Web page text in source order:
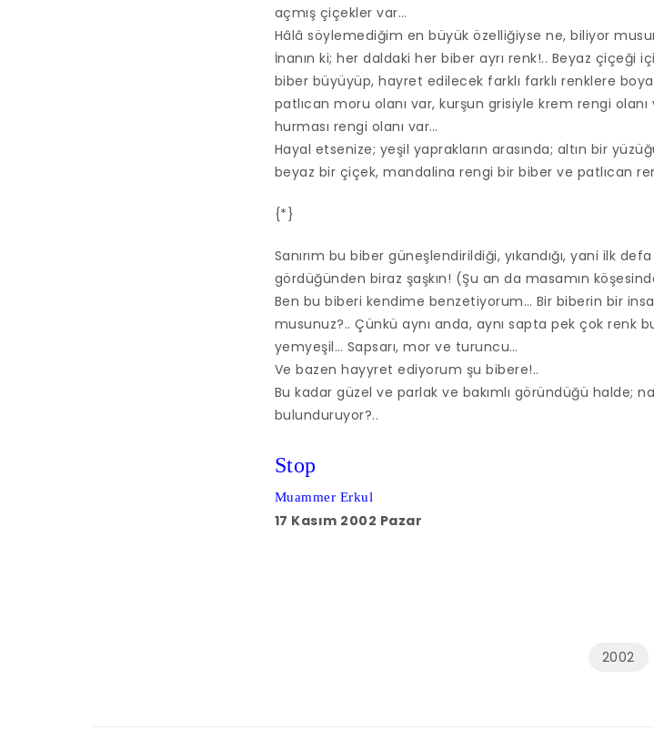
açmış çiçekler var…
Hâlâ söylemediğim en büyük özelliğiyse ne, biliyor
İnanın ki; her daldaki her biber ayrı renk!.. Beyaz çiçeği
biber büyüyüp, hayret edilecek farklı farklı renklere
patlıcan moru olanı var, kurşun grisiyle krem rengi olanı
hurması rengi olanı var…
Hayal etsenize; yeşil yaprakların arasında; altın bir
beyaz bir çiçek, mandalina rengi bir biber ve patlıcan
{*}
Sanırım bu biber güneşlendirildiği, yıkandığı, yani ilk
gördüğünden biraz şaşkın! (Şu an da masamın
Ben bu biberi kendime benzetiyorum… Bir biberin bir
musunuz?.. Çünkü aynı anda, aynı sapta pek çok renk
yemyeşil… Sapsarı, mor ve turuncu…
Ve bazen hayyret ediyorum şu bibere!..
Bu kadar güzel ve parlak ve bakımlı göründüğü halde;
bulunduruyor?..
Stop
Muammer Erkul
17 Kasım 2002 Pazar
2002